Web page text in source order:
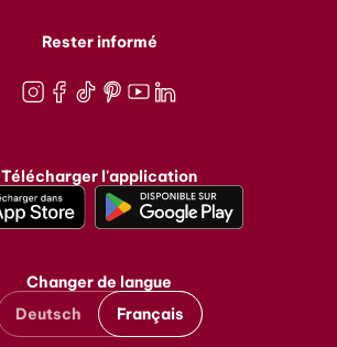
Rester informé
Télécharger l'application
Changer de langue
Deutsch
Français